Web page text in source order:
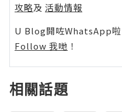
攻略及 活動情報
U Blog開咗WhatsApp啦
Follow 我哋 ！
相關話題